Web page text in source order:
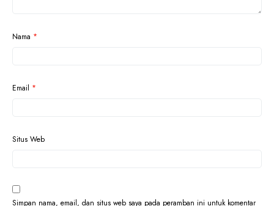
Nama *
Email *
Situs Web
Simpan nama, email, dan situs web saya pada peramban ini untuk komentar